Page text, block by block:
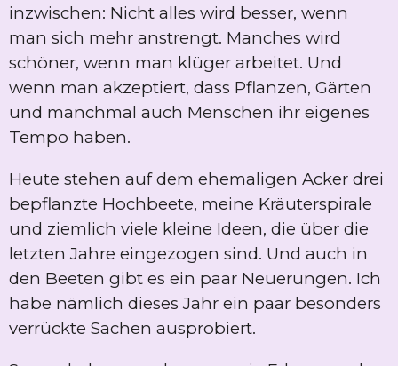
inzwischen: Nicht alles wird besser, wenn
man sich mehr anstrengt. Manches wird
schöner, wenn man klüger arbeitet. Und
wenn man akzeptiert, dass Pflanzen, Gärten
und manchmal auch Menschen ihr eigenes
Tempo haben.
Heute stehen auf dem ehemaligen Acker drei
bepflanzte Hochbeete, meine Kräuterspirale
und ziemlich viele kleine Ideen, die über die
letzten Jahre eingezogen sind. Und auch in
den Beeten gibt es ein paar Neuerungen. Ich
habe nämlich dieses Jahr ein paar besonders
verrückte Sachen ausprobiert.